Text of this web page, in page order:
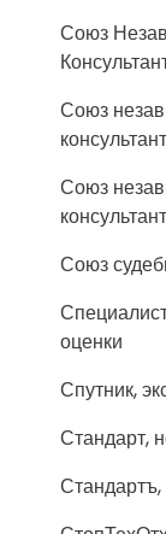
Союз
Союз
Союз
Союз
оценки
Спутник,
Стандарт,